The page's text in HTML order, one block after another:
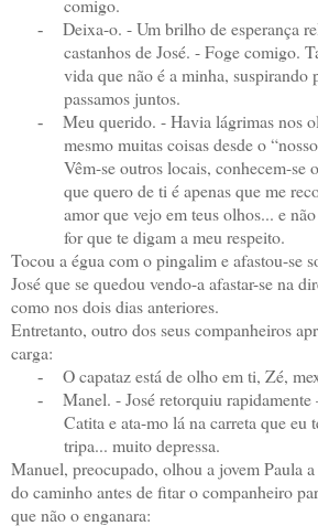
comigo.
-
Deixa-o. - Um brilho de esperança
castanhos de José. - Foge comigo.
vida que não é a minha, suspirando
passamos juntos.
-
Meu querido. - Havia lágrimas nos
mesmo muitas coisas desde o
Vêm-se outros locais, conhecem-se
que quero de ti é apenas que me
amor que vejo em teus olhos... e
for que te digam a meu respeito.
Tocou a égua com o pingalim e afastou-se
José que se quedou vendo-a afastar-se na
como nos dois dias anteriores.
Entretanto, outro dos seus companheiros
carga:
- O capataz está de olho em ti, Zé,
-
Manel. - José retorquiu
Catita e ata-mo lá na carreta que eu
tripa... muito depressa.
Manuel, preocupado, olhou a jovem Paula
do caminho antes de fitar o companheiro
que não o enganara: